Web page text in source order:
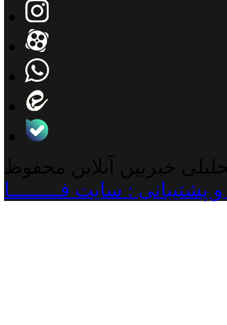
خبربین آنلاین محفوظ
: سایت فـــــــــا